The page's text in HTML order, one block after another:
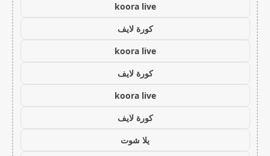
koora live
كورة لايف
koora live
كورة لايف
koora live
كورة لايف
يلا شوت